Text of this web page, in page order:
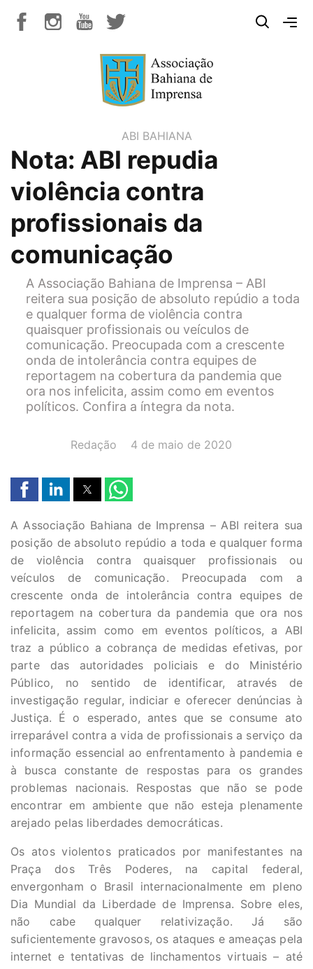
ABI BAHIANA
Nota: ABI repudia
violência contra
profissionais da
comunicação
A Associação Bahiana de Imprensa – ABI
reitera sua posição de absoluto repúdio a toda
e qualquer forma de violência contra
quaisquer profissionais ou veículos de
comunicação. Preocupada com a crescente
onda de intolerância contra equipes de
reportagem na cobertura da pandemia que
ora nos infelicita, assim como em eventos
políticos. Confira a íntegra da nota.
AUTOR(A):
Redação DATA:
4 de maio de 2020
A Associação Bahiana de Imprensa – ABI reitera sua
posição de absoluto repúdio a toda e qualquer forma
de violência contra quaisquer profissionais ou
veículos de comunicação. Preocupada com a
crescente onda de intolerância contra equipes de
reportagem na cobertura da pandemia que ora nos
infelicita, assim como em eventos políticos, a ABI
traz a público a cobrança de medidas efetivas, por
parte das autoridades policiais e do Ministério
Público, no sentido de identificar, através de
investigação regular, indiciar e oferecer denúncias à
Justiça. É o esperado, antes que se consume ato
irreparável contra a vida de profissionais a serviço da
informação essencial ao enfrentamento à pandemia e
à busca constante de respostas para os grandes
problemas nacionais. Respostas que não se pode
encontrar em ambiente que não esteja plenamente
arejado pelas liberdades democráticas.
Os atos violentos praticados por manifestantes na
Praça dos Três Poderes, na capital federal,
envergonham o Brasil internacionalmente em pleno
Dia Mundial da Liberdade de Imprensa. Sobre eles,
não cabe qualquer relativização. Já são
suficientemente gravosos, os ataques e ameaças pela
internet e tentativas de linchamentos virtuais – até